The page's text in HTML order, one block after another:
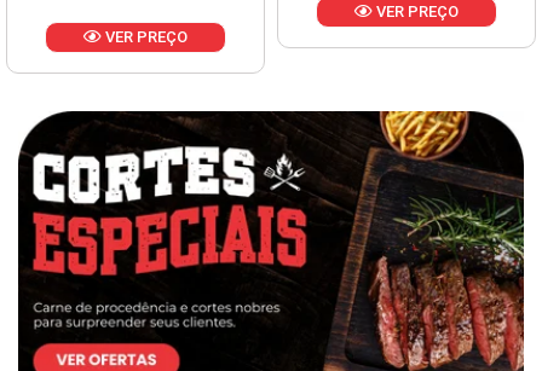
VER PREÇO
VER PREÇO